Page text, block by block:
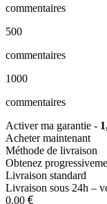
commentaires
500
commentaires
1000
commentaires
Activer ma garantie -
Acheter maintenant
Méthode de livraison
Obtenez
Livraison standard
Livraison sous 24h –
0.00